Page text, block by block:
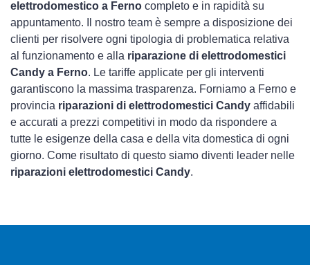
elettrodomestico a Ferno completo e in rapidità su
appuntamento. Il nostro team è sempre a disposizione dei
clienti per risolvere ogni tipologia di problematica relativa
al funzionamento e alla riparazione di elettrodomestici
Candy a Ferno. Le tariffe applicate per gli interventi
garantiscono la massima trasparenza. Forniamo a Ferno e
provincia riparazioni di elettrodomestici Candy affidabili
e accurati a prezzi competitivi in modo da rispondere a
tutte le esigenze della casa e della vita domestica di ogni
giorno. Come risultato di questo siamo diventi leader nelle
riparazioni elettrodomestici Candy.